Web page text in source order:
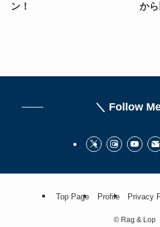
ン！
か
＼ Follow
Top Page Profile Privacy
© Rag & Lop